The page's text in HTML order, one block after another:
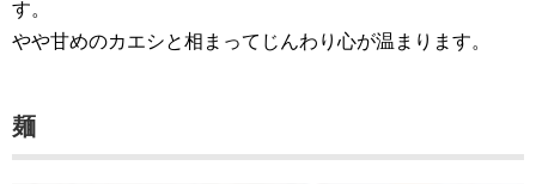
す。
やや甘めのカエシと相まってじんわり心が温まります。
麺